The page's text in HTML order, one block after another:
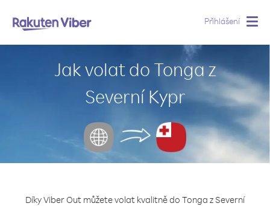
Přihlášení
Jak volat do Tonga z
Severní Kypr
Díky Viber Out můžete volat kvalitně do Tonga z Severní